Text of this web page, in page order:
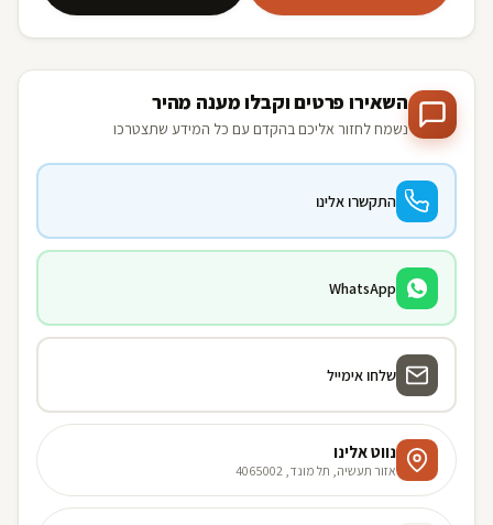
השאירו פרטים וקבלו מענה מהיר
נשמח לחזור אליכם בהקדם עם כל המידע שתצטרכו
התקשרו אלינו
WhatsApp
שלחו אימייל
נווט אלינו
אזור תעשיה, תל מונד, 4065002